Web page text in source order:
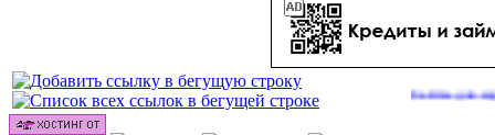
Сайты для заработка